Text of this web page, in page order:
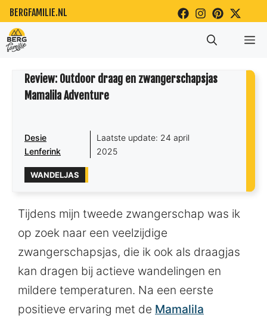
Ga
naar
de
BERGFAMILIE.NL
Review: Outdoor draag en zwangerschapsjas
Mamalila Adventure
Desie
Lenferink
Laatste update: 24 april
2025
WANDELJAS
Tijdens mijn tweede zwangerschap was ik
op zoek naar een veelzijdige
zwangerschapsjas, die ik ook als draagjas
kan dragen bij actieve wandelingen en
mildere temperaturen. Na een eerste
positieve ervaring met de Mamalila